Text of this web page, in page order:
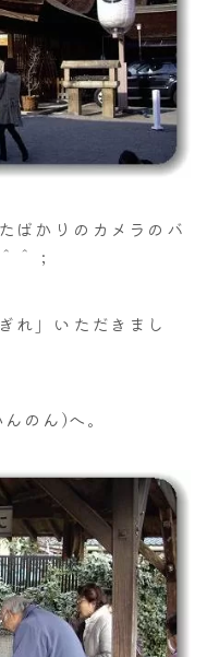
ばかりのカメラのバ
＾；
れ」いただきまし
のん)へ。